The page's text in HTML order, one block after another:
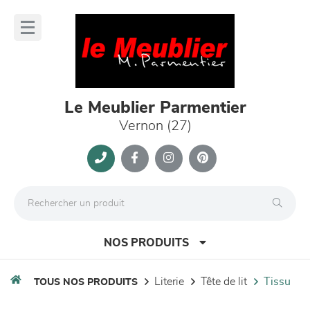
Le Meublier Parmentier
Vernon (27)
NOS PRODUITS
TOUS NOS PRODUITS literie tête de lit tissu